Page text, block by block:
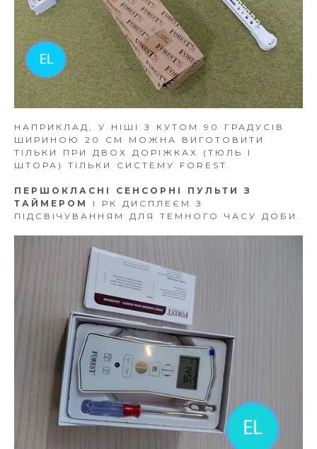
НАПРИКЛАД, У НІШІ З КУТОМ 90 ГРАДУСІВ
ШИРИНОЮ 20 СМ МОЖНА ВИГОТОВИТИ
ТІЛЬКИ ПРИ ДВОХ ДОРІЖКАХ (ТЮЛЬ І
ШТОРА) ТІЛЬКИ СИСТЕМУ FOREST.
ПЕРШОКЛАСНІ СЕНСОРНІ ПУЛЬТИ З
ТАЙМЕРОМ
І РК ДИСПЛЕЄМ З
ПІДСВІЧУВАННЯМ ДЛЯ ТЕМНОГО ЧАСУ ДОБИ.